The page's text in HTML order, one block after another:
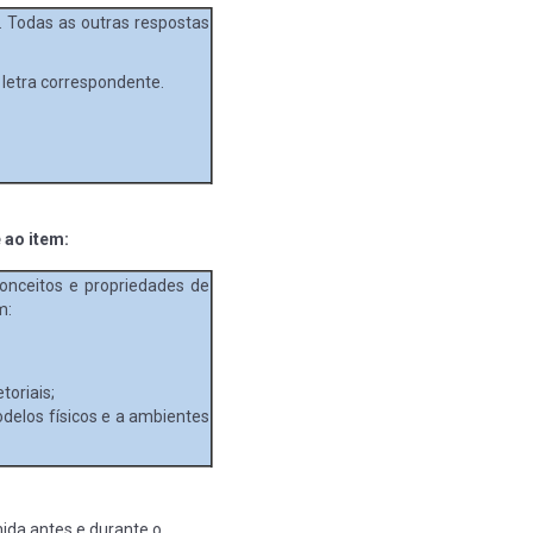
as outras respostas
correspondente.
ao item:
e propriedades de
físicos e a ambientes